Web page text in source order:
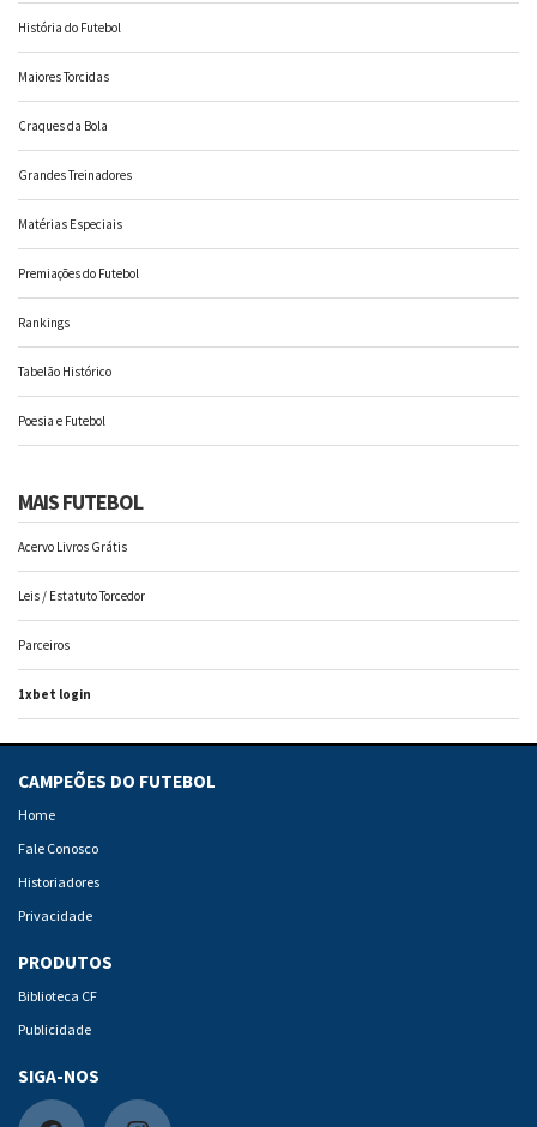
História do Futebol
Maiores Torcidas
Craques da Bola
Grandes Treinadores
Matérias Especiais
Premiações do Futebol
Rankings
Tabelão Histórico
Poesia e Futebol
MAIS FUTEBOL
Acervo Livros Grátis
Leis / Estatuto Torcedor
Parceiros
1xbet login
CAMPEÕES DO FUTEBOL
Home
Fale Conosco
Historiadores
Privacidade
PRODUTOS
Biblioteca CF
Publicidade
SIGA-NOS